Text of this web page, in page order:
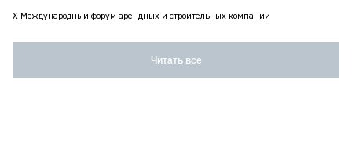
X Международный форум арендных и строительных компаний
Читать все